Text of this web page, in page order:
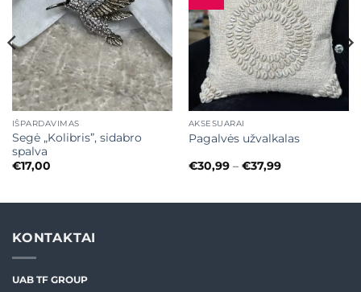
IŠPARDAVIMAS
Segė „Kolibris”, sidabro
spalva
€17,00
AKSESUARAI
Pagalvės užvalkalas
€30,99 – €37,99Price
€37,99
KONTAKTAI
UAB TF GROUP